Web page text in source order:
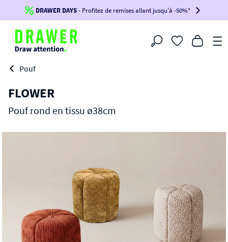
Jusqu'à-100€*sur votre commande !
BIKINI100
-voir conditions en bas de page-
DRAWER DAYS- Profitez de remises allant jusqu'à -50%*
Filtrer
Pouf
FLOWER
Pouf rond en tissu ø38cm